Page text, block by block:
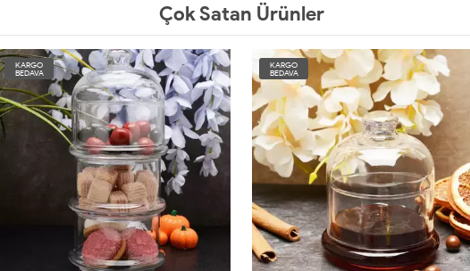
Çok Satan Ürünler
KARGO
BEDAVA
KARGO
BEDAVA